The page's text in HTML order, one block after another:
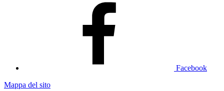
Facebook
Mappa del sito